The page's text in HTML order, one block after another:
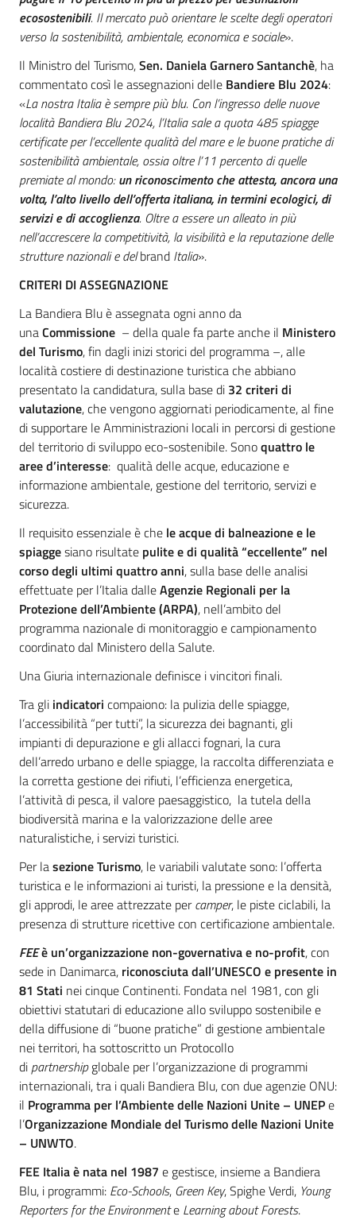
ecosostenibili. Il mercato può orientare le scelte degli operatori
verso la sostenibilità, ambientale, economica e sociale».
Il Ministro del Turismo,Sen. Daniela Garnero Santanchè, ha
commentato così le assegnazioni delle Bandiere Blu 2024:
«La nostra Italia è sempre più blu. Con l’ingresso delle nuove
località Bandiera Blu 2024, l’Italia sale a quota 485 spiagge
certificate per l’eccellente qualità del mare e le buone pratiche di
sostenibilità ambientale, ossia oltre l’11 percento di quelle
premiate al mondo:un riconoscimento che attesta, ancora una
volta, l’alto livello dell’offerta italiana, in termini ecologici, di
servizi e di accoglienza. Oltre a essere un alleato in più
nell’accrescere la competitività, la visibilità e la reputazione delle
strutture nazionali e delbrand Italia».
CRITERI DI ASSEGNAZIONE
La Bandiera Blu è assegnata ogni anno da
unaCommissione – della quale fa parte anche il Ministero
del Turismo, fin dagli inizi storici del programma –, alle
località costiere di destinazione turistica che abbiano
presentato la candidatura, sulla base di 32 criteri di
valutazione, che vengono aggiornati periodicamente, al fine
di supportare le Amministrazioni locali in percorsi di gestione
del territorio di sviluppo eco-sostenibile. Sonoquattro le
aree d’interesse: qualità delle acque, educazione e
informazione ambientale, gestione del territorio, servizi e
sicurezza.
Il requisito essenziale è che le acque di balneazione e le
spiaggesiano risultate pulite e di qualità “eccellente” nel
corso degli ultimi quattro anni, sulla base delle analisi
effettuate per l’Italia dalleAgenzie Regionali per la
Protezione dell’Ambiente (ARPA), nell’ambito del
programma nazionale di monitoraggio e campionamento
coordinato dal Ministero della Salute.
Una Giuria internazionale definisce i vincitori finali.
Tra gli indicatori compaiono: la pulizia delle spiagge,
l’accessibilità “per tutti”, la sicurezza dei bagnanti, gli
impianti di depurazione e gli allacci fognari, la cura
dell’arredo urbano e delle spiagge, la raccolta differenziata e
la corretta gestione dei rifiuti, l’efficienza energetica,
l’attività di pesca, il valore paesaggistico, la tutela della
biodiversità marina e la valorizzazione delle aree
naturalistiche, i servizi turistici.
Per lasezione Turismo, le variabili valutate sono: l’offerta
turistica e le informazioni ai turisti, la pressione e la densità,
gli approdi, le aree attrezzate percamper, le piste ciclabili, la
presenza di strutture ricettive con certificazione ambientale.
FEEè un’organizzazione non-governativa e no-profit, con
sede in Danimarca, riconosciuta dall’UNESCO e presente in
81 Stati nei cinque Continenti. Fondata nel 1981, con gli
obiettivi statutari di educazione allo sviluppo sostenibile e
della diffusione di “buone pratiche” di gestione ambientale
nei territori, ha sottoscritto un Protocollo
di partnershipglobale per l’organizzazione di programmi
internazionali, tra i quali Bandiera Blu, con due agenzie ONU:
il Programma per l’Ambiente delle Nazioni Unite – UNEPe
l’Organizzazione Mondiale del Turismo delle Nazioni Unite
– UNWTO.
FEE Italia è nata nel 1987 e gestisce, insieme a Bandiera
Blu, i programmi: Eco-Schools, Green Key, Spighe Verdi, Young
Reporters for the Environmente Learning about Forests.